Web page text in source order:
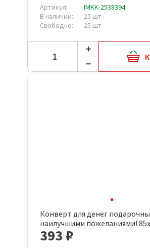
Артикул:
IMKK-2538394
В наличии:
25 шт
Свободно:
25 шт
Конверт для денег
наилучшими пожеланиями!
лакировкой (10 штук в
КД-237)
393 ₽